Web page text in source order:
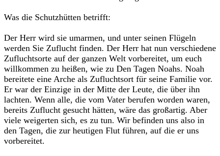
‎Was die Schutzhütten betrifft:‎
‎Der Herr wird sie umarmen, und unter seinen Flügeln
werden Sie Zuflucht finden. Der Herr hat nun verschiedene
Zufluchtsorte auf der ganzen Welt vorbereitet, um euch
willkommen zu heißen, wie zu Den Tagen Noahs. Noah
bereitete eine Arche als Zufluchtsort für seine Familie vor.
Er war der Einzige in der Mitte der Leute, die über ihn
lachten. Wenn alle, die vom Vater berufen worden waren,
bereits Zuflucht gesucht hätten, wäre das großartig. Aber
viele weigerten sich, es zu tun. Wir befinden uns also in
den Tagen, die zur heutigen Flut führen, auf die er uns
vorbereitet.‎